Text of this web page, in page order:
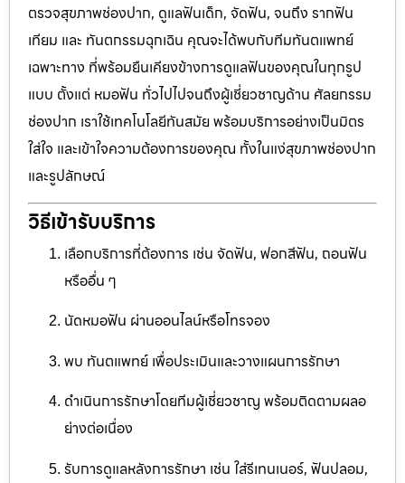
ตรวจสุขภาพช่องปาก, ดูแลฟันเด็ก, จัดฟัน, จนถึง รากฟัน
เทียม และ ทันตกรรมฉุกเฉิน คุณจะได้พบกับทีมทันตแพทย์
เฉพาะทาง ที่พร้อมยืนเคียงข้างการดูแลฟันของคุณในทุกรูป
แบบ ตั้งแต่ หมอฟัน ทั่วไปไปจนถึงผู้เชี่ยวชาญด้าน ศัลยกรรม
ช่องปาก เราใช้เทคโนโลยีทันสมัย พร้อมบริการอย่างเป็นมิตร
ใส่ใจ และเข้าใจความต้องการของคุณ ทั้งในแง่สุขภาพช่องปาก
และรูปลักษณ์
วิธีเข้ารับบริการ
เลือกบริการที่ต้องการ เช่น จัดฟัน, ฟอกสีฟัน, ถอนฟัน
หรืออื่น ๆ
นัดหมอฟัน ผ่านออนไลน์หรือโทรจอง
พบ ทันตแพทย์ เพื่อประเมินและวางแผนการรักษา
ดำเนินการรักษาโดยทีมผู้เชี่ยวชาญ พร้อมติดตามผลอ
ย่างต่อเนื่อง
รับการดูแลหลังการรักษา เช่น ใส่รีเทนเนอร์, ฟันปลอม,